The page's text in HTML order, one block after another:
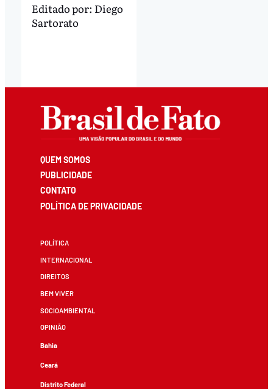
Editado por: Diego
Sartorato
QUEM SOMOS
PUBLICIDADE
CONTATO
POLÍTICA DE PRIVACIDADE
POLÍTICA
INTERNACIONAL
DIREITOS
BEM VIVER
SOCIOAMBIENTAL
OPINIÃO
Bahia
Ceará
Distrito Federal